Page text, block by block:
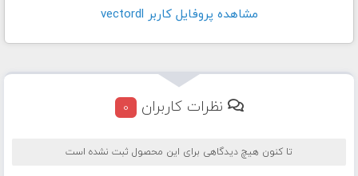
مشاهده پروفايل کاربر vectordl
نظرات کاربران 0
تا کنون هیچ دیدگاهی برای این محصول ثبت نشده است